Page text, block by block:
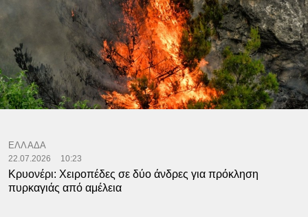
ΕΛΛΑΔΑ
22.07.2026 10:23
Κρυονέρι: Χειροπέδες σε δύο άνδρες για πρόκληση
πυρκαγιάς από αμέλεια